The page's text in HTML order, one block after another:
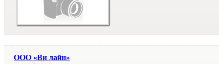
ООО «Ви лайн»